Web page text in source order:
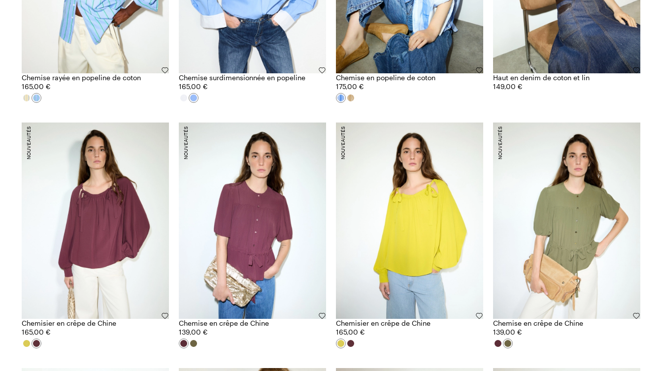
Chemise rayée en popeline de coton
165,00 €
Chemise surdimensionnée en popeline
165,00 €
Chemise en popeline de coton
175,00 €
Haut en denim de coton et lin
149,00 €
Chemisier en crêpe de Chine
165,00 €
NOUVEAUTÉS
Chemise en crêpe de Chine
139,00 €
NOUVEAUTÉS
Chemisier en crêpe de Chine
165,00 €
NOUVEAUTÉS
Chemise en crêpe de Chine
139,00 €
NOUVEAUTÉS